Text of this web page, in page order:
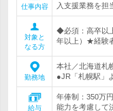
仕事内容
入支援業務を担
対象と
なる方
◆必須：高卒以
年以上）★経験
勤務地
本社／北海道札
●JR「札幌駅」
給与
年俸制：350万
能力を考慮して